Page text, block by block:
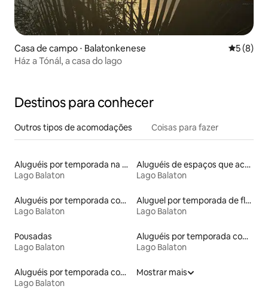
Casa de campo ⋅ Balatonkenese 5 de
5 (8)
Ház a Tónál, a casa do lago
Destinos para conhecer
Outros tipos de acomodações Coisas para fazer
Aluguéis por temporada na orla
Lago Balaton
Aluguéis de espaços que aceitam animais de estimação
Lago Balaton
Aluguéis por temporada com sauna
Lago Balaton
Aluguel por temporada de flats
Lago Balaton
Pousadas
Lago Balaton
Aluguéis por temporada com suítes privativas
Lago Balaton
Aluguéis por temporada com banheira de hidromassagem
Lago Balaton
Mostrar mais